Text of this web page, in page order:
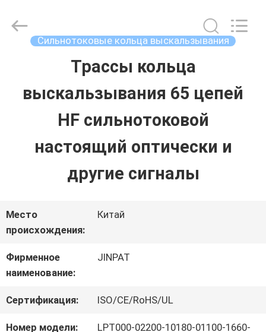
ПРОДУКТЫ
ШОУ
О
НАС
ПУТЕШЕСТВИЕ
Electronics
Сильнотоковые кольца выскальзывания
Трассы кольца
выскальзывания 65 цепей
HF сильнотоковой
настоящий оптически и
другие сигналы
Место
происхождения:
Китай
Фирменное
наименование:
JINPAT
Сертификация: ISO/CE/RoHS/UL
Номер модели:
LPT000-02200-10180-01100-1660-